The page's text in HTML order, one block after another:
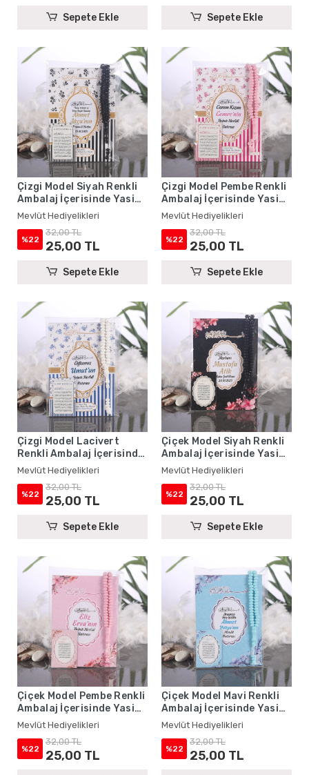
Sepete Ekle Sepete Ekle
Çizgi Model Siyah Renkli
Ambalaj İçerisinde Yasin
Kitabı, Magnet ve Tesbih -
Mevlüt Hediyelikleri
Mevlüt Hediyelikleri
%22
32,00 TL
25,00 TL
Sepete Ekle
Çizgi Model Pembe Renkli
Ambalaj İçerisinde Yasin
Kitabı, Magnet ve Tesbih -
Mevlüt Hediyelikleri
Mevlüt Hediyelikleri
%22
32,00 TL
25,00 TL
Sepete Ekle
Çizgi Model Lacivert
Renkli Ambalaj İçerisinde
Yasin Kitabı, Magnet ve
Tesbih - Mevlüt
Hediyelikleri
Mevlüt Hediyelikleri
%22
32,00 TL
25,00 TL
Sepete Ekle
Çiçek Model Siyah Renkli
Ambalaj İçerisinde Yasin
Kitabı, Magnet ve Tesbih -
Mevlüt Hediyelikleri
Mevlüt Hediyelikleri
%22
32,00 TL
25,00 TL
Sepete Ekle
Çiçek Model Pembe Renkli
Ambalaj İçerisinde Yasin
Kitabı, Magnet ve Tesbih -
Mevlüt Hediyelikleri
Mevlüt Hediyelikleri
%22
32,00 TL
25,00 TL
Çiçek Model Mavi Renkli
Ambalaj İçerisinde Yasin
Kitabı, Magnet ve Tesbih -
Mevlüt Hediyelikleri
Mevlüt Hediyelikleri
%22
32,00 TL
25,00 TL